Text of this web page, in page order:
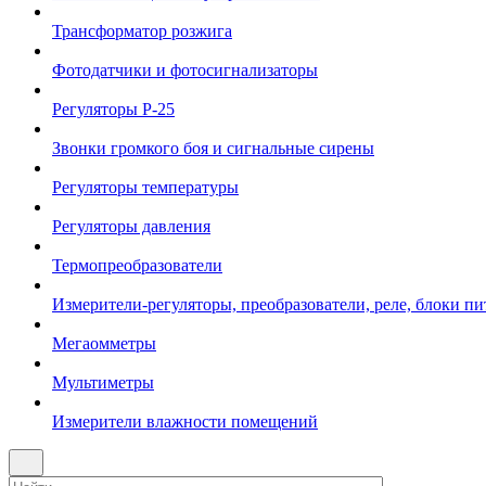
Трансформатор розжига
Фотодатчики и фотосигнализаторы
Регуляторы Р-25
Звонки громкого боя и сигнальные сирены
Регуляторы температуры
Регуляторы давления
Термопреобразователи
Измерители-регуляторы, преобразователи, реле, блоки
Мегаомметры
Мультиметры
Измерители влажности помещений